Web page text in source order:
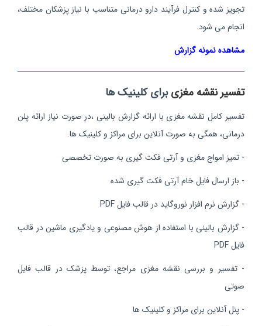
تجویز شده و کنترل فرآیند دارو درمانی متناسب با نیاز پزشکان مختلف،
انجام می شود.
مشاهده نمونه گزارش
تفسیر نقشه مغزیبرای کلینیک ها
تفسیر کامل نقشه مغزی با ارائه گزارش بالینی ،در صورت نیاز ارائه پلن
درمانی، همگی به صورت آنلاین برای مراکز و کلینیک ها.
- تمیز امواج مغزی و آرتی فکت گیری به صورت تخصصی
- باز ارسال فایل خام آرتی فکت گیری شده
- گزارش نرم افزار نوروگاید در قالب فایل PDF
- گزارش بالینی با استفاده از هوش مصنوعی و یادگیری ماشین در قالب
فایل PDF
- تفسیر و بررسی نقشه مغزی مراجع، توسط پزشک در قالب فایل
صوتی
- پنل آنلاین برای مراکز و کلینیک ها